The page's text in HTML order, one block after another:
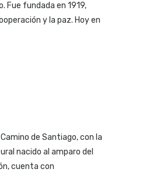
Fue fundada en 1919,
y la paz. Hoy en
de Santiago, con la
nacido al amparo del
cuenta con